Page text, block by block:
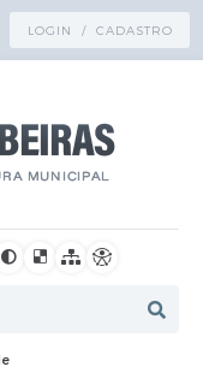
LOGIN / CADASTRO